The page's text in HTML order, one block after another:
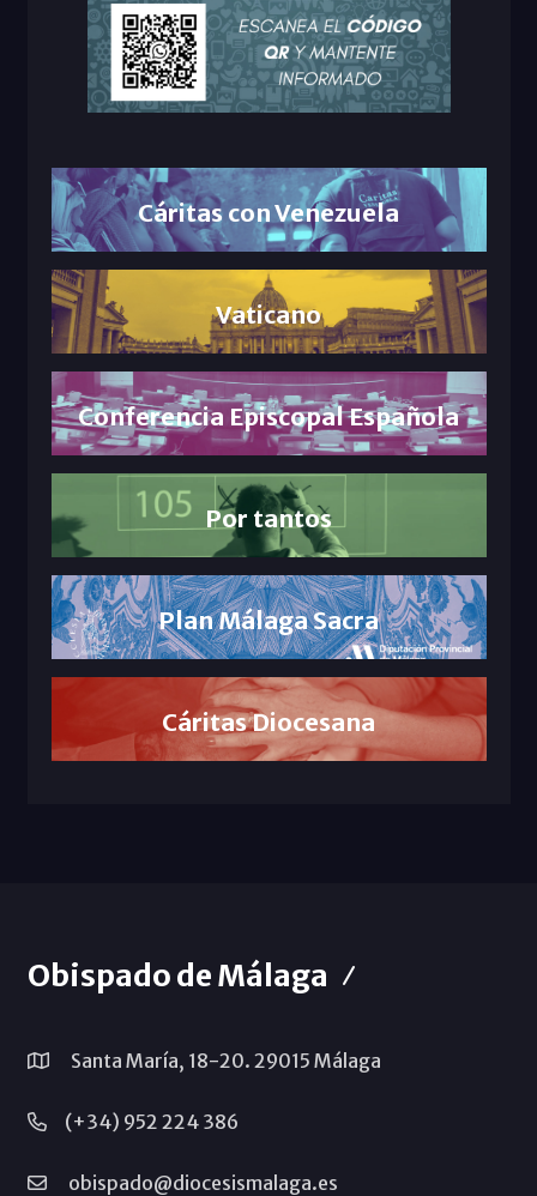
Cáritas con Venezuela
Vaticano
Conferencia Episcopal Española
Por tantos
Plan Málaga Sacra
Cáritas Diocesana
Obispado de Málaga
Santa María, 18-20. 29015 Málaga
(+34) 952 224 386
obispado@diocesismalaga.es